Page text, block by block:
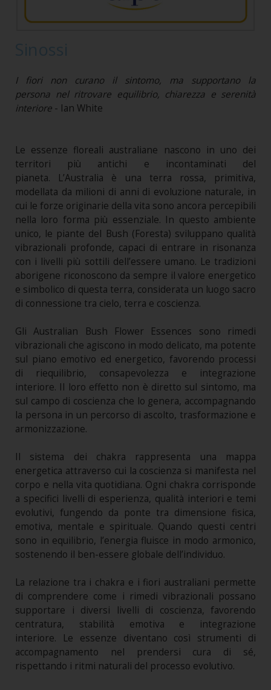
I fiori non curano il sintomo, ma supportano la
persona nel ritrovare equilibrio, chiarezza e serenità
interiore - Ian White
Le essenze floreali australiane nascono in uno dei
territori più antichi e incontaminati del
pianeta. L’Australia è una terra rossa, primitiva,
modellata da milioni di anni di evoluzione naturale, in
cui le forze originarie della vita sono ancora percepibili
nella loro forma più essenziale. In questo ambiente
unico, le piante del Bush (Foresta) sviluppano qualità
vibrazionali profonde, capaci di entrare in risonanza
con i livelli più sottili dell’essere umano. Le tradizioni
aborigene riconoscono da sempre il valore energetico
e simbolico di questa terra, considerata un luogo sacro
di connessione tra cielo, terra e coscienza.
Gli Australian Bush Flower Essences sono rimedi
vibrazionali che agiscono in modo delicato, ma potente
sul piano emotivo ed energetico, favorendo processi
di riequilibrio, consapevolezza e integrazione
interiore. Il loro effetto non è diretto sul sintomo, ma
sul campo di coscienza che lo genera, accompagnando
la persona in un percorso di ascolto, trasformazione e
armonizzazione.
Il sistema dei chakra rappresenta una mappa
energetica attraverso cui la coscienza si manifesta nel
corpo e nella vita quotidiana. Ogni chakra corrisponde
a specifici livelli di esperienza, qualità interiori e temi
evolutivi, fungendo da ponte tra dimensione fisica,
emotiva, mentale e spirituale. Quando questi centri
sono in equilibrio, l’energia fluisce in modo armonico,
sostenendo il ben-essere globale dell’individuo.
La relazione tra i chakra e i fiori australiani permette
di comprendere come i rimedi vibrazionali possano
supportare i diversi livelli di coscienza, favorendo
centratura, stabilità emotiva e integrazione
interiore. Le essenze diventano così strumenti di
accompagnamento nel prendersi cura di sé,
rispettando i ritmi naturali del processo evolutivo.